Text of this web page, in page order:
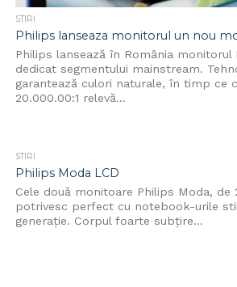
STIRI
Philips lanseaza monitorul un nou
Philips lansează în România monitorul
dedicat segmentului mainstream.
garantează culori naturale, în timp ce
20.000.00:1 relevă...
STIRI
Philips Moda LCD
Cele două monitoare Philips Moda, de
potrivesc perfect cu notebook-urile
generație. Corpul foarte subțire...